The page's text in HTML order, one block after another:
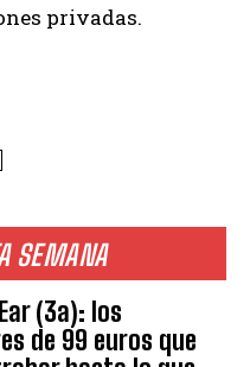
SEMANA
(3a): los
de 99 euros que
privadas.